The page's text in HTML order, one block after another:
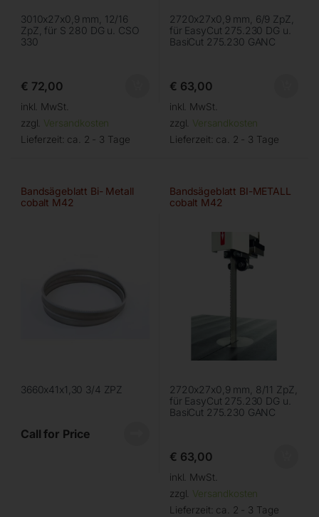
3010x27x0,9 mm, 12/16
ZpZ, für S 280 DG u. CSO
330
€ 72,00
inkl. MwSt.
zzgl. Versandkosten
Lieferzeit: ca. 2 - 3 Tage
2720x27x0,9 mm, 6/9 ZpZ,
für EasyCut 275.230 DG u.
BasiCut 275.230 GANC
€ 63,00
inkl. MwSt.
zzgl. Versandkosten
Lieferzeit: ca. 2 - 3 Tage
Bandsägeblatt Bi- Metall
cobalt M42
3660x41x1,30 3/4 ZPZ
Call for Price
Bandsägeblatt BI-METALL
cobalt M42
2720x27x0,9 mm, 8/11 ZpZ,
für EasyCut 275.230 DG u.
BasiCut 275.230 GANC
€ 63,00
inkl. MwSt.
zzgl. Versandkosten
Lieferzeit: ca. 2 - 3 Tage